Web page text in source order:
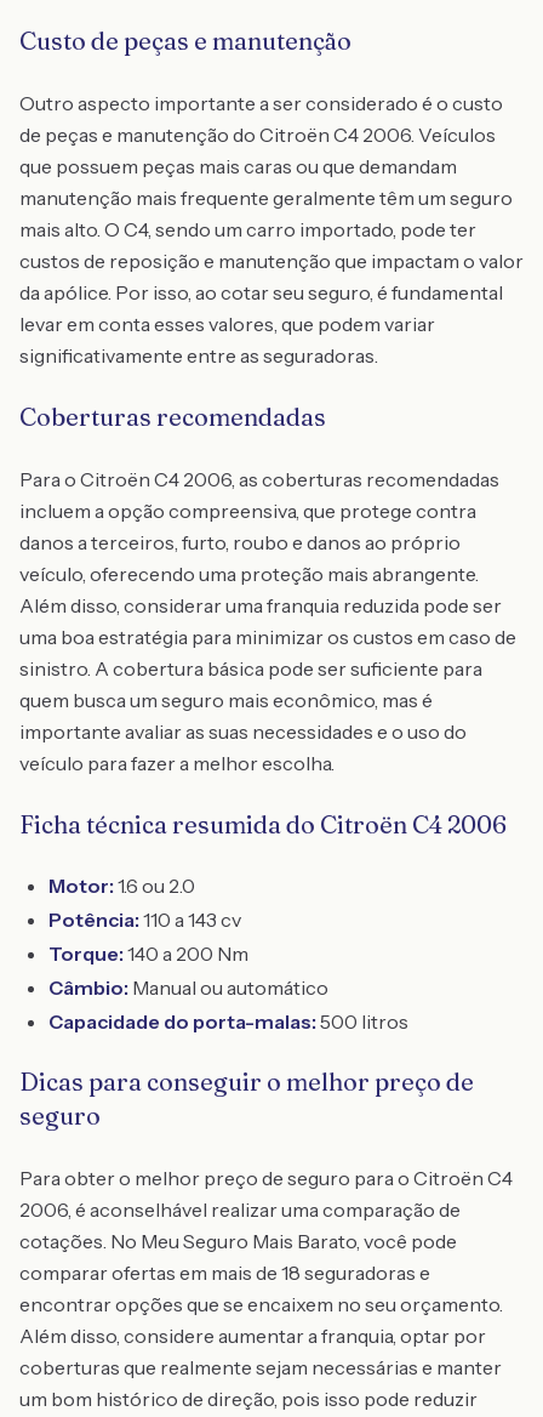
Custo de peças e manutenção
Outro aspecto importante a ser considerado é o custo
de peças e manutenção do Citroën C4 2006. Veículos
que possuem peças mais caras ou que demandam
manutenção mais frequente geralmente têm um seguro
mais alto. O C4, sendo um carro importado, pode ter
custos de reposição e manutenção que impactam o valor
da apólice. Por isso, ao cotar seu seguro, é fundamental
levar em conta esses valores, que podem variar
significativamente entre as seguradoras.
Coberturas recomendadas
Para o Citroën C4 2006, as coberturas recomendadas
incluem a opção compreensiva, que protege contra
danos a terceiros, furto, roubo e danos ao próprio
veículo, oferecendo uma proteção mais abrangente.
Além disso, considerar uma franquia reduzida pode ser
uma boa estratégia para minimizar os custos em caso de
sinistro. A cobertura básica pode ser suficiente para
quem busca um seguro mais econômico, mas é
importante avaliar as suas necessidades e o uso do
veículo para fazer a melhor escolha.
Ficha técnica resumida do Citroën C4 2006
Motor: 1.6 ou 2.0
Potência: 110 a 143 cv
Torque: 140 a 200 Nm
Câmbio: Manual ou automático
Capacidade do porta-malas: 500 litros
Dicas para conseguir o melhor preço de
seguro
Para obter o melhor preço de seguro para o Citroën C4
2006, é aconselhável realizar uma comparação de
cotações. No Meu Seguro Mais Barato, você pode
comparar ofertas em mais de 18 seguradoras e
encontrar opções que se encaixem no seu orçamento.
Além disso, considere aumentar a franquia, optar por
coberturas que realmente sejam necessárias e manter
um bom histórico de direção, pois isso pode reduzir